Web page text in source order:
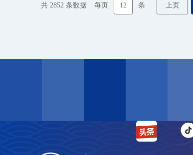
共 2852 条数据 每页 12 条 上页